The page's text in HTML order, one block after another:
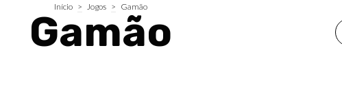
Início > Jogos > Gamão
Gamão